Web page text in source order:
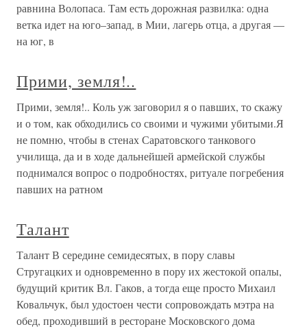
равнина Волопаса. Там есть дорожная развилка: одна
ветка идет на юго–запад, в Мии, лагерь отца, а другая —
на юг, в
Прими, земля!..
Прими, земля!.. Коль уж заговорил я о павших, то скажу
и о том, как обходились со своими и чужими убитыми.Я
не помню, чтобы в стенах Саратовского танкового
училища, да и в ходе дальнейшей армейской службы
поднимался вопрос о подробностях, ритуале погребения
павших на ратном
Талант
Талант В середине семидесятых, в пору славы
Стругацких и одновременно в пору их жестокой опалы,
будущий критик Вл. Гаков, а тогда еще просто Михаил
Ковальчук, был удостоен чести сопровождать мэтра на
обед, проходивший в ресторане Московского дома